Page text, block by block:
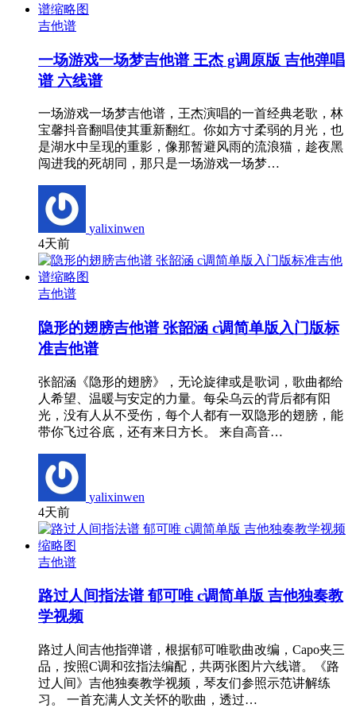
吉他谱
一场游戏一场梦吉他谱 王杰 g调原版 吉他弹唱
谱 六线谱
一场游戏一场梦吉他谱，王杰演唱的一首经典老歌，林
宝馨抖音翻唱使其重新翻红。你如方寸柔弱的月光，也
是湖水中呈现的重影，像那暂避风雨的流浪猫，趁夜黑
闯进我的死胡同，那只是一场游戏一场梦…
yalixinwen
4天前
吉他谱
隐形的翅膀吉他谱 张韶涵 c调简单版入门版标
准吉他谱
张韶涵《隐形的翅膀》，无论旋律或是歌词，歌曲都给
人希望、温暖与安定的力量。每朵乌云的背后都有阳
光，没有人从不受伤，每个人都有一双隐形的翅膀，能
带你飞过谷底，还有来日方长。 来自高音…
yalixinwen
4天前
吉他谱
路过人间指法谱 郁可唯 c调简单版 吉他独奏教
学视频
路过人间吉他指弹谱，根据郁可唯歌曲改编，Capo夹三
品，按照C调和弦指法编配，共两张图片六线谱。《路
过人间》吉他独奏教学视频，琴友们参照示范讲解练
习。 一首充满人文关怀的歌曲，透过…